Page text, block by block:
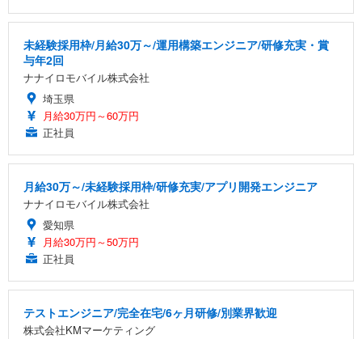
未経験採用枠/月給30万～/運用構築エンジニア/研修充実・賞
与年2回
ナナイロモバイル株式会社
埼玉県
月給30万円～60万円
正社員
月給30万～/未経験採用枠/研修充実/アプリ開発エンジニア
ナナイロモバイル株式会社
愛知県
月給30万円～50万円
正社員
テストエンジニア/完全在宅/6ヶ月研修/別業界歓迎
株式会社KMマーケティング